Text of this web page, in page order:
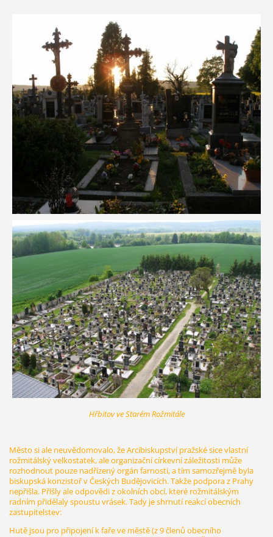
Hřbitov ve Starém Rožmitále
Město si ale neuvědomovalo, že Arcibiskupství pražské sice vlastní
rožmitálský velkostatek, ale organizační církevní záležitosti může
rozhodnout pouze nadřízený orgán farnosti, a tím samozřejmě byla
biskupská konzistoř v Českých Budějovicích. Takže podpora z Prahy
nepřišla. Přišly ale odpovědi z okolních obcí, které rožmitálským
radním přidělaly spoustu vrásek. Tady je shrnutí reakcí obecních
zastupitelstev:
Hutě jsou pro připojení k faře ve městě (z 9 členů obecního